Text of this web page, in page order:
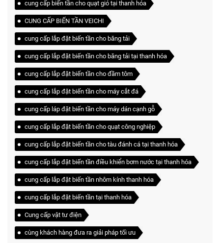
cung cấp biến tần cho quạt gió tại thanh hóa
CUNG CẤP BIẾN TẦN VEICHI
cung cấp lắp đặt biến tần cho băng tải
cung cấp lắp đặt biến tần cho băng tải tại thanh hóa
cung cấp lắp đặt biến tần cho đầm tôm
cung cấp lắp đặt biến tần cho máy cắt đá
cung cấp láp đặt biến tần cho máy dán cạnh gỗ
cung cấp lắp đặt biến tần cho quạt công nghiệp
cung cấp lắp đặt biến tần cho tàu đánh cá tại thanh hóa
cung cấp lắp đặt biến tần điều khiển bơm nước tại thanh hóa
cung cấp lắp đặt biến tần nhôm kính thanh hóa
cung cấp lắp đặt biến tần tại thanh hóa
Cung cấp vật tư điện
cùng khách hàng đưa ra giải pháp tối ưu